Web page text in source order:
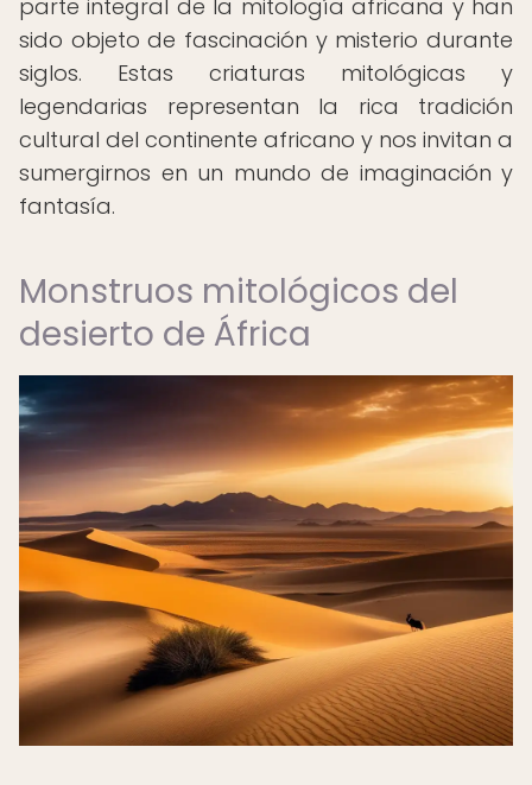
parte integral de la mitología africana y han
sido objeto de fascinación y misterio durante
siglos. Estas criaturas mitológicas y
legendarias representan la rica tradición
cultural del continente africano y nos invitan a
sumergirnos en un mundo de imaginación y
fantasía.
Monstruos mitológicos del
desierto de África